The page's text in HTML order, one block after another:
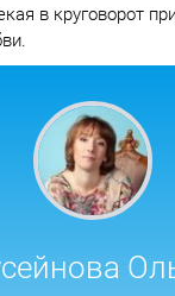
в круговорот